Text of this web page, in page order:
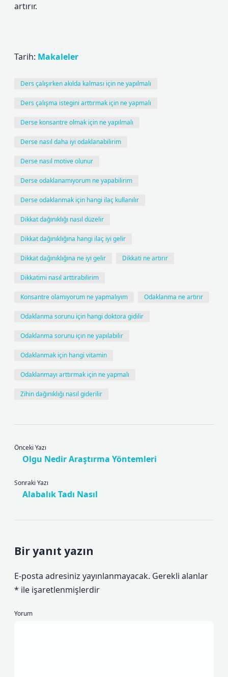
artırır.
Tarih: Makaleler
Ders çalışırken akılda kalması için ne yapılmalı
Ders çalışma istegini arttırmak için ne yapmalı
Derse konsantre olmak için ne yapılmalı
Derse nasıl daha iyi odaklanabilirim
Derse nasıl motive olunur
Derse odaklanamıyorum ne yapabilirim
Derse odaklanmak için hangi ilaç kullanılır
Dikkat dağınıklığı nasıl düzelir
Dikkat dağınıklığına hangi ilaç iyi gelir
Dikkat dağınıklığına ne iyi gelir Dikkati ne artırır
Dikkatimi nasıl arttırabilirim
Konsantre olamıyorum ne yapmalıyım Odaklanma ne artırır
Odaklanma sorunu için hangi doktora gidilir
Odaklanma sorunu için ne yapılabilir
Odaklanmak için hangi vitamin
Odaklanmayı arttırmak için ne yapmalı
Zihin dağınıklığı nasıl giderilir
Önceki Yazı
Olgu Nedir Araştırma Yöntemleri
Sonraki Yazı
Alabalık Tadı Nasıl
Bir yanıt yazın
E-posta adresiniz yayınlanmayacak. Gerekli alanlar
* ile işaretlenmişlerdir
Yorum